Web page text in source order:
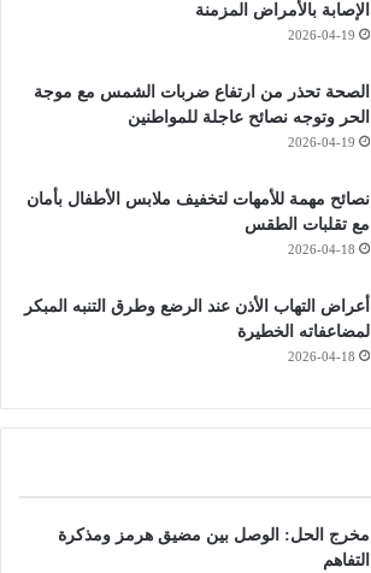
الإصابة بالأمراض المزمنة
2026-04-19
الصحة تحذر من ارتفاع ضربات الشمس مع موجة
الحر وتوجه نصائح عاجلة للمواطنين
2026-04-19
نصائح مهمة للأمهات لتخفيف ملابس الأطفال بأمان
مع تقلبات الطقس
2026-04-18
أعراض التهاب الأذن عند الرضع وطرق التنبه المبكر
لمضاعفاته الخطيرة
2026-04-18
مخرج الحل: الوصل بين مضيق هرمز ومذكرة
التفاهم